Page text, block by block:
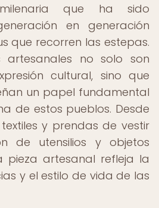
que ha sido
en generación
que recorren las estepas.
artesanales no solo son
cultural, sino que
un papel fundamental
de estos pueblos. Desde
y prendas de vestir
de utensilios y objetos
pieza artesanal refleja la
y el estilo de vida de las